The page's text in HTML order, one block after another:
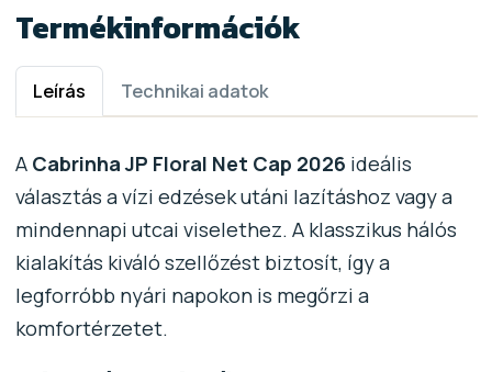
Termékinformációk
Leírás Technikai adatok
A Cabrinha JP Floral Net Cap 2026 ideális
választás a vízi edzések utáni lazításhoz vagy a
mindennapi utcai viselethez. A klasszikus hálós
kialakítás kiváló szellőzést biztosít, így a
legforróbb nyári napokon is megőrzi a
komfortérzetet.